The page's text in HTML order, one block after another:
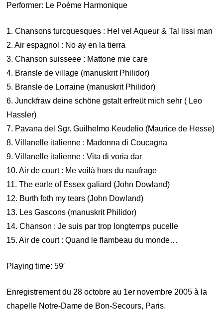
Performer: Le Poème Harmonique
1. Chansons turcquesques : Hel vel Aqueur & Tal lissi man
2. Air espagnol : No ay en la tierra
3. Chanson suisseee : Mattone mie care
4. Bransle de village (manuskrit Philidor)
5. Bransle de Lorraine (manuskrit Philidor)
6. Junckfraw deine schöne gstalt erfreüt mich sehr ( Leo
Hassler)
7. Pavana del Sgr. Guilhelmo Keudelio (Maurice de Hesse)
8. Villanelle italienne : Madonna di Coucagna
9. Villanelle italienne : Vita di voria dar
10. Air de court : Me voilà hors du naufrage
11. The earle of Essex galiard (John Dowland)
12. Burth foth my tears (John Dowland)
13. Les Gascons (manuskrit Philidor)
14. Chanson : Je suis par trop longtemps pucelle
15. Air de court : Quand le flambeau du monde…
Playing time: 59′
Enregistrement du 28 octobre au 1er novembre 2005 à la
chapelle Notre-Dame de Bon-Secours, Paris.